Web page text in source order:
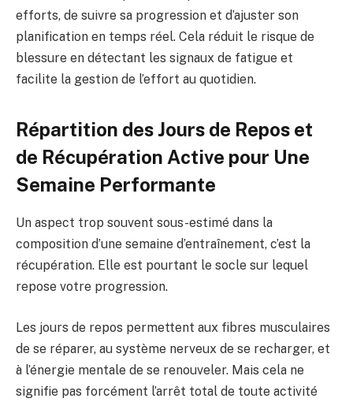
efforts, de suivre sa progression et d’ajuster son
planification en temps réel. Cela réduit le risque de
blessure en détectant les signaux de fatigue et
facilite la gestion de l’effort au quotidien.
Répartition des Jours de Repos et
de Récupération Active pour Une
Semaine Performante
Un aspect trop souvent sous-estimé dans la
composition d’une semaine d’entraînement, c’est la
récupération. Elle est pourtant le socle sur lequel
repose votre progression.
Les jours de repos permettent aux fibres musculaires
de se réparer, au système nerveux de se recharger, et
à l’énergie mentale de se renouveler. Mais cela ne
signifie pas forcément l’arrêt total de toute activité